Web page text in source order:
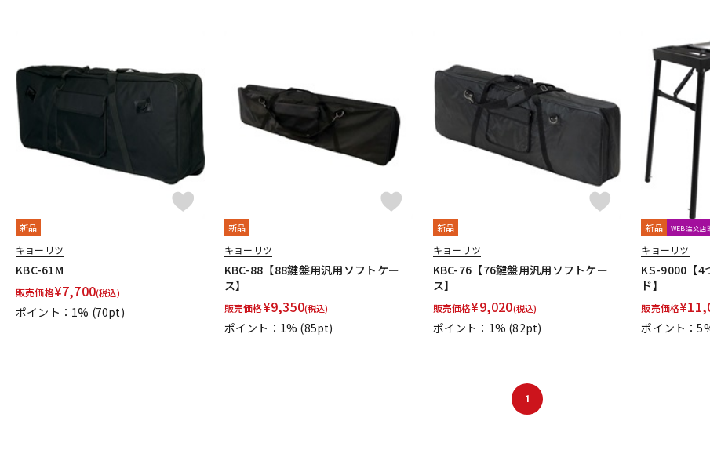
新品
キョーリツ
KBC-61M
販売価格¥7,700(税込)
ポイント：1% (70pt)
新品
キョーリツ
KBC-88【88鍵盤用汎用ソフトケー
ス】
販売価格¥9,350(税込)
ポイント：1% (85pt)
新品
キョーリツ
KBC-76【76鍵盤用汎用ソフトケー
ス】
販売価格¥9,020(税込)
ポイント：1% (82pt)
新品 WEB注文店
キョーリツ
KS-9000【4
ド】
販売価格¥
ポイント：
1